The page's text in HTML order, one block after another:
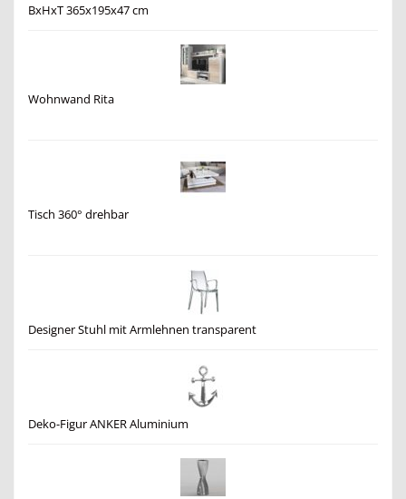
BxHxT 365x195x47 cm
Wohnwand Rita
Tisch 360° drehbar
Designer Stuhl mit Armlehnen transparent
Deko-Figur ANKER Aluminium